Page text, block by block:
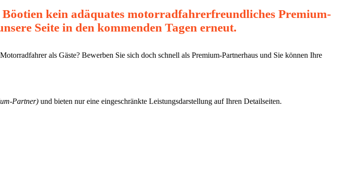
kein adäquates motorradfahrerfreundliches Premium-
Seite in den kommenden Tagen erneut.
als Gäste? Bewerben Sie sich doch schnell als Premium-Partnerhaus und Sie können Ihre
Partner) und bieten nur eine eingeschränkte Leistungsdarstellung auf Ihren Detailseiten.